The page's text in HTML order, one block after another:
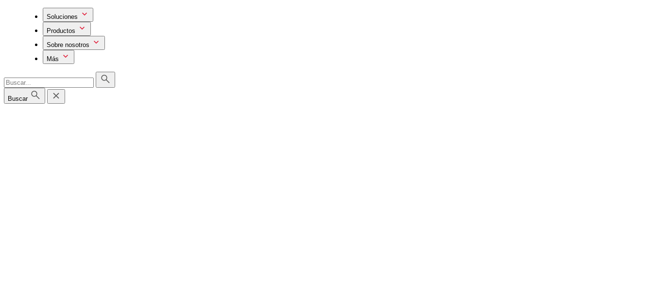
Soluciones
Productos
Sobre nosotros
Más
Buscar